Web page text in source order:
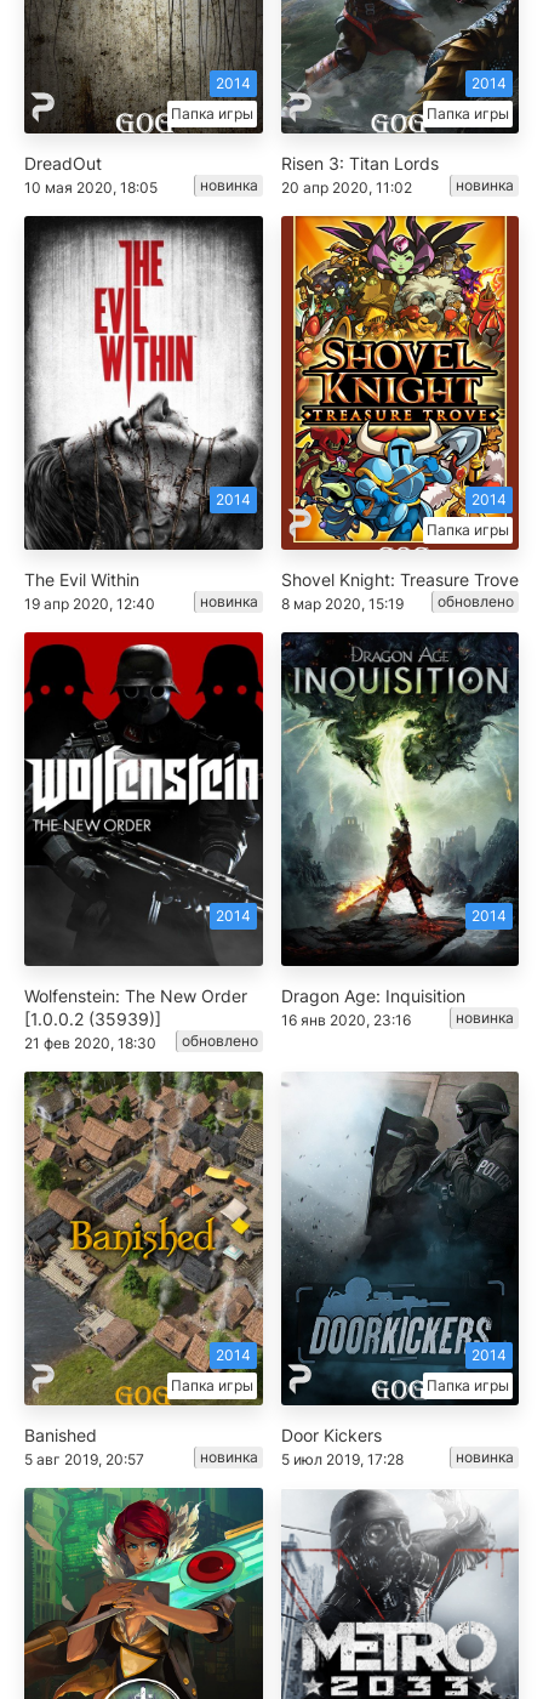
Папка игры
2014
DreadOut
10 мая 2020, 18:05 новинка
Папка игры
2014
Risen 3: Titan Lords
20 апр 2020, 11:02 новинка
2014
The Evil Within
19 апр 2020, 12:40 новинка
Папка игры
2014
Shovel Knight: Treasure Trove
8 мар 2020, 15:19 обновлено
2014
Wolfenstein: The New Order
[1.0.0.2 (35939)]
21 фев 2020, 18:30 обновлено
2014
Dragon Age: Inquisition
16 янв 2020, 23:16 новинка
Папка игры
2014
Banished
5 авг 2019, 20:57 новинка
Папка игры
2014
Door Kickers
5 июл 2019, 17:28 новинка